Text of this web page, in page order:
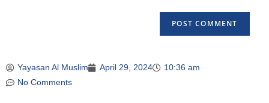
Yayasan Al Muslim April 29, 2024
10:36 am
No Comments